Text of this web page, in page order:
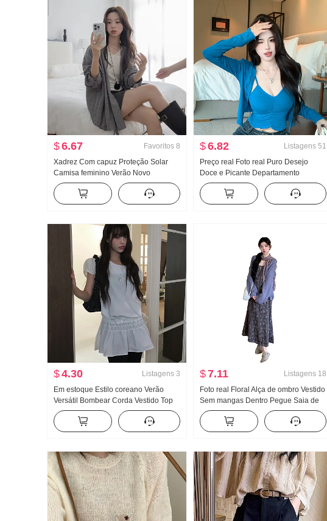
$6.67 Favoritos 8
Xadrez Com capuz Proteção Solar
Camisa feminino Verão Novo
Bombear Corda Leve e fino Solto
Casual Retrô Descontraído Top
$6.82 Listagens 51
Preço real Foto real Puro Desejo
Doce e Picante Departamento
Babado Rugas Alça de ombro
Ombreira Ajustado Cardigã Outono
Novo Conjunto de duas peças
$4.30 Listagens 3
Em estoque Estilo coreano Verão
Versátil Bombear Corda Vestido Top
Feminino
$7.11 Listagens 18
Foto real Floral Alça de ombro Vestido
Sem mangas Dentro Pegue Saia de
Comprimento Médio Descontraído
Vento Casaco de camisola 2 Conjunto
de peças